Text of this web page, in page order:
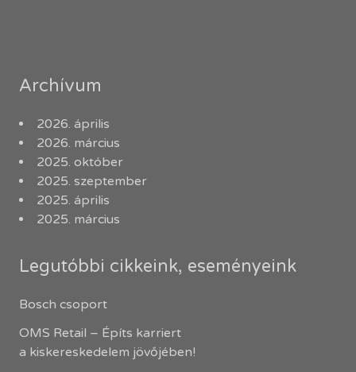
Archívum
2026. április
2026. március
2025. október
2025. szeptember
2025. április
2025. március
Legutóbbi cikkeink, eseményeink
Bosch csoport
OMS Retail – Építs karriert
a kiskereskedelem jövőjében!